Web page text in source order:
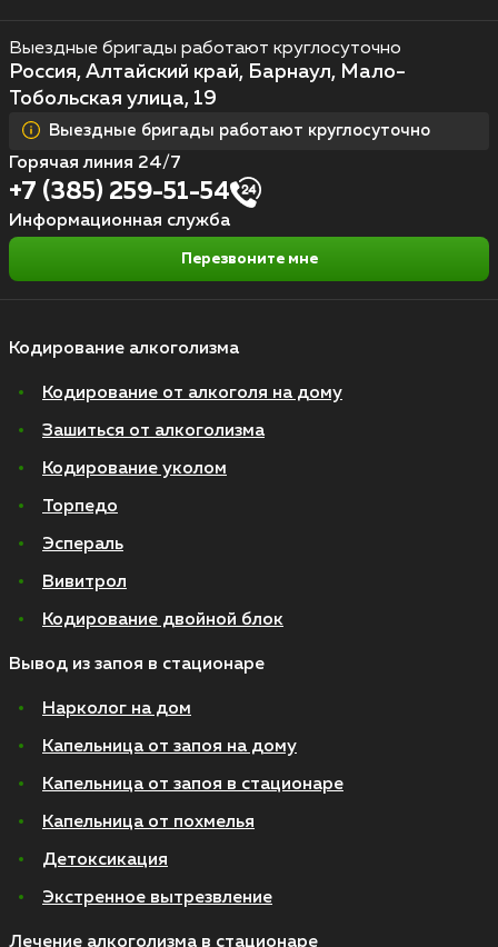
Кодирование алкоголизма
Кодирование от алкоголя на дому
Зашиться от алкоголизма
Кодирование уколом
Торпедо
Эспераль
Вивитрол
Кодирование двойной блок
Вывод из запоя в стационаре
Нарколог на дом
Капельница от запоя на дому
Капельница от запоя в стационаре
Капельница от похмелья
Детоксикация
Экстренное вытрезвление
Лечение алкоголизма в стационаре
Выездные бригады работают круглосуточно
Россия, Алтайский край, Барнаул, Мало-
Тобольская улица, 19
Выездные бригады работают круглосуточно
Горячая линия 24/7
+7 (385) 259-51-54
Информационная служба
Перезвоните мне